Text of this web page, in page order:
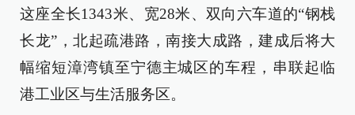
这座全长1343米、宽28米、双向六车道的“钢栈
长龙”，北起疏港路，南接大成路，建成后将大
幅缩短漳湾镇至宁德主城区的车程，串联起临
港工业区与生活服务区。